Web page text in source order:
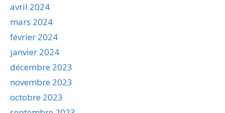
avril 2024
mars 2024
février 2024
janvier 2024
décembre 2023
novembre 2023
octobre 2023